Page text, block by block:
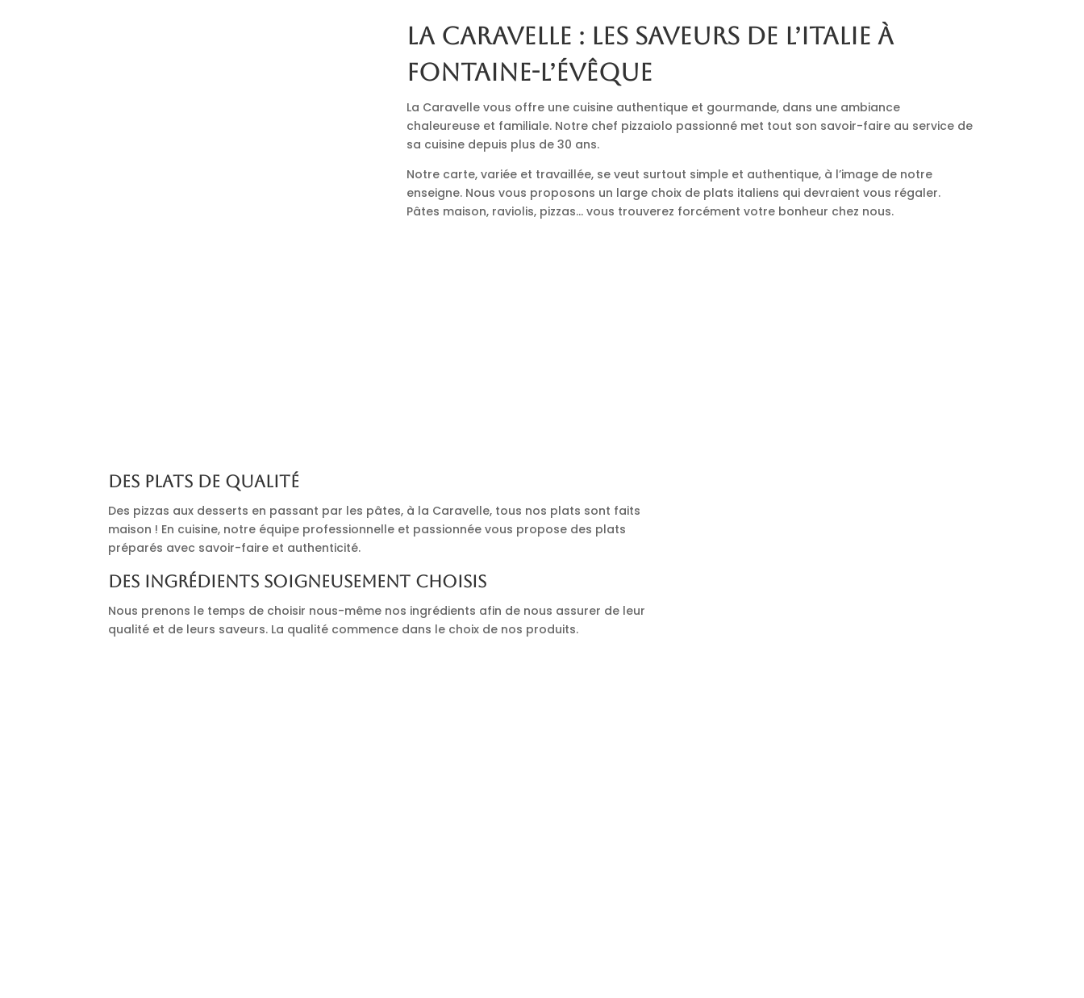
La Caravelle : les saveurs de l’Italie à
Fontaine-l’Évêque
La Caravelle vous offre une cuisine authentique et gourmande, dans une ambiance
chaleureuse et familiale. Notre chef pizzaiolo passionné met tout son savoir-faire au service de
sa cuisine depuis plus de 30 ans.
Notre carte, variée et travaillée, se veut surtout simple et authentique, à l’image de notre
enseigne. Nous vous proposons un large choix de plats italiens qui devraient vous régaler.
Pâtes maison, raviolis, pizzas… vous trouverez forcément votre bonheur chez nous.
Des plats de qualité
Des pizzas aux desserts en passant par les pâtes, à la Caravelle, tous nos plats sont faits
maison ! En cuisine, notre équipe professionnelle et passionnée vous propose des plats
préparés avec savoir-faire et authenticité.
Des ingrédients soigneusement choisis
Nous prenons le temps de choisir nous-même nos ingrédients afin de nous assurer de leur
qualité et de leurs saveurs. La qualité commence dans le choix de nos produits.